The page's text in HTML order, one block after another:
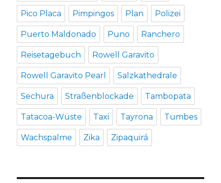
Pico Placa Pimpingos Plan Polizei
Puerto Maldonado Puno Ranchero
Reisetagebuch Rowell Garavito
Rowell Garavito Pearl Salzkathedrale
Sechura Straßenblockade Tambopata
Tatacoa-Wüste Taxi Tayrona Tumbes
Wachspalme Zika Zipaquirá